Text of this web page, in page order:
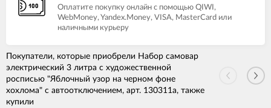
Оплатите покупку онлайн с помощью QIWI,
WebMoney, Yandex.Money, VISA, MasterCard или
наличными курьеру
Покупатели, которые приобрели Набор самовар
электрический 3 литра с художественной
росписью "Яблочный узор на черном фоне
хохлома" с автоотключением, арт. 130311а, также
купили